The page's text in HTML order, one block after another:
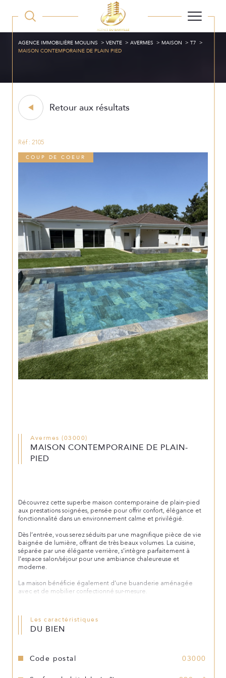
AGENCE IMMOBILIÈRE MOULINS VENTE AVERMES MAISON
T7
MAISON CONTEMPORAINE DE PLAIN PIED
Retour aux résultats
Réf : 2105
COUP DE COEUR
Avermes (03000)
MAISON CONTEMPORAINE DE PLAIN-
PIED
Découvrez cette superbe maison contemporaine de plain-pied
aux prestations soignées, pensée pour offrir confort, élégance et
fonctionnalité dans un environnement calme et privilégié.
Dès l’entrée, vous serez séduits par une magnifique pièce de vie
baignée de lumière, offrant de très beaux volumes. La cuisine,
séparée par une élégante verrière, s’intègre parfaitement à
l’espace salon/séjour pour une ambiance chaleureuse et
moderne.
La maison bénéficie également d’une buanderie aménagée
avec et de mobilier confectionné sur-mesure.
• une première chambre avec salle d’eau privative,
• une seconde chambre,
• un dressing,
• une quatrième chambre,
• ainsi qu’une superbe Master Room avec accès direct à la
Les caractéristiques
DU BIEN
Code postal 03000